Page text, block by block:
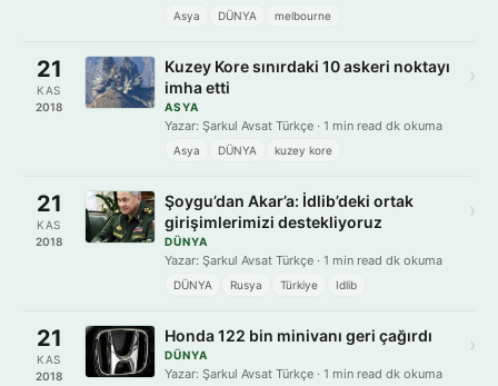
Asya DÜNYA melbourne
21
KAS
2018
Kuzey Kore sınırdaki 10 askeri noktayı
imha etti
ASYA
Yazar: Şarkul Avsat Türkçe · 1 min read dk okuma
Asya DÜNYA kuzey kore
›
21
KAS
2018
Şoygu’dan Akar’a: İdlib’deki ortak
girişimlerimizi destekliyoruz
DÜNYA
Yazar: Şarkul Avsat Türkçe · 1 min read dk okuma
DÜNYA Rusya Türkiye Idlib
›
21
KAS
2018
Honda 122 bin minivanı geri çağırdı
DÜNYA
Yazar: Şarkul Avsat Türkçe · 1 min read dk okuma
›